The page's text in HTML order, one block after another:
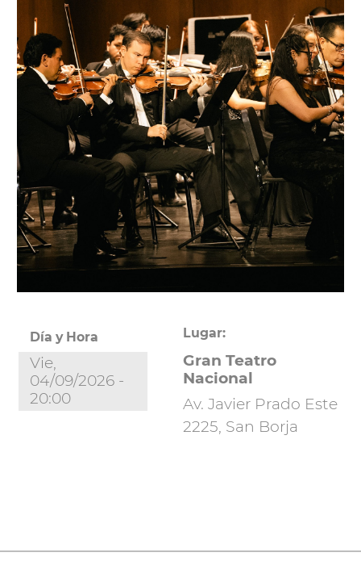
Día y Hora
Vie,
04/09/2026 -
20:00
Lugar:
Gran Teatro
Nacional
Av. Javier Prado Este
2225, San Borja